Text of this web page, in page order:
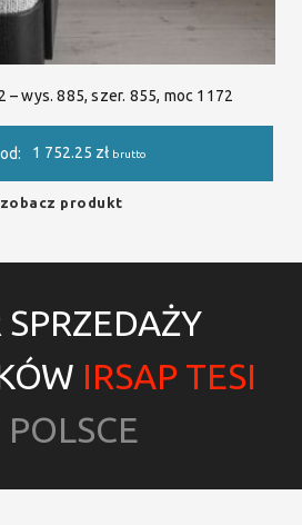
– wys. 885, szer. 855, moc 1172
1 752.25 zł brutto
zobacz produkt
SPRZEDAŻY
IRSAP TESI
POLSCE